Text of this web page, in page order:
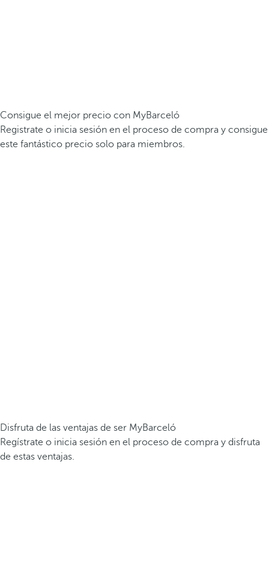
Consigue el mejor precio con MyBarceló
Registrate o inicia sesión en el proceso de compra y consigue
este fantástico precio solo para miembros.
Disfruta de las ventajas de ser MyBarceló
Regístrate o inicia sesión en el proceso de compra y disfruta
de estas ventajas.